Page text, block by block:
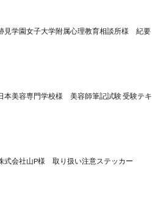
見学園女子大学附属心理教育相談所様 紀要
本美容専門学校様 美容師筆記試験 受験テキ
式会社山P様 取り扱い注意ステッカー